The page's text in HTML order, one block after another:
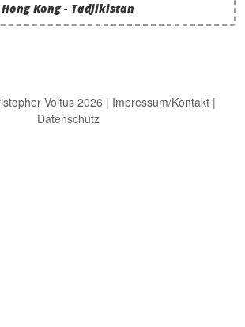
Hong Kong - Tadjikistan
Voitus 2026 | Impressum/Kontakt |
Datenschutz